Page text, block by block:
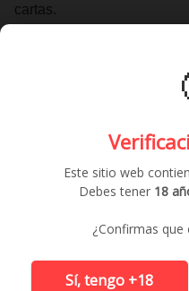
cartas.
Anuncios similares
Este sitio web
Debes tener 18
¿Confirmas que
Sí, tengo +18